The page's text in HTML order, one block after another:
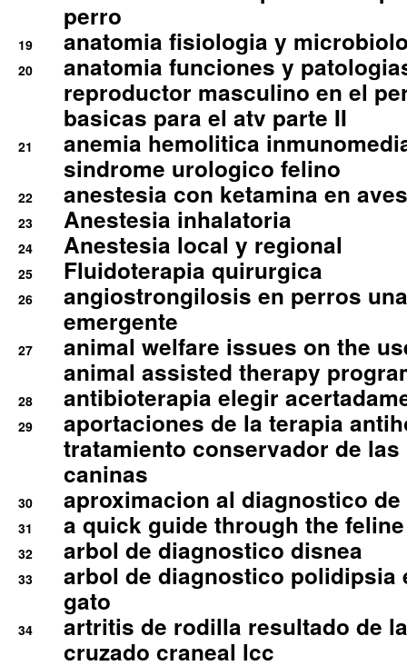
perro
19 anatomia fisiologia y
20
anatomia funciones y
reproductor masculino en el
basicas para el atv parte II
21
anemia hemolitica
sindrome urologico felino
22 anestesia con ketamina en
23 Anestesia inhalatoria
24 Anestesia local y regional
25 Fluidoterapia quirurgica
26
angiostrongilosis en perros
emergente
27
animal welfare issues on the
animal assisted therapy
28 antibioterapia elegir
29
aportaciones de la terapia
tratamiento conservador de
caninas
30 aproximacion al diagnostico
31 a quick guide through the
32 arbol de diagnostico disnea
33
arbol de diagnostico polidipsia
gato
34
artritis de rodilla resultado de
cruzado craneal lcc